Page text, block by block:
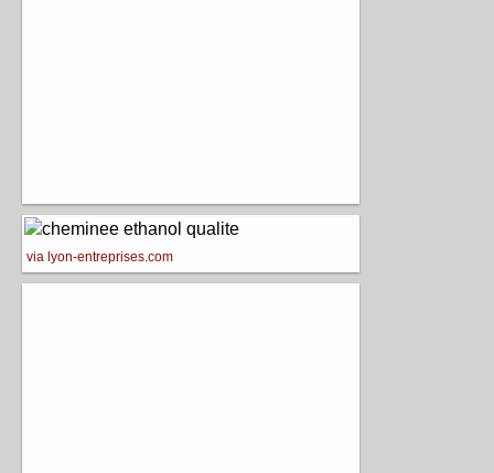
via lyon-entreprises.com